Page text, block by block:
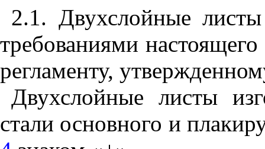
2.1. Двухслойные листы
требованиями
регламенту,
Двухслойные листы
стали основного и